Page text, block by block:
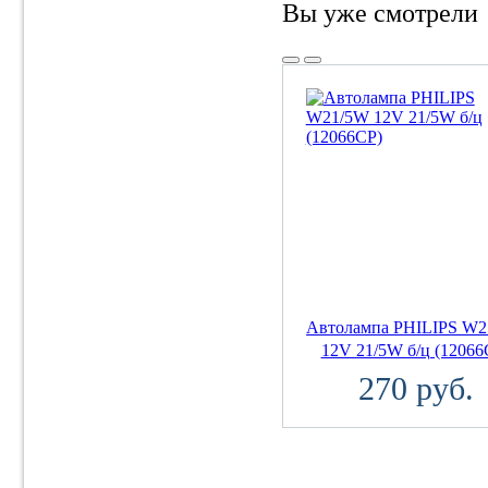
Вы уже смотрели
Автолампа PHILIPS
12V 21/5W б/ц
270 руб.